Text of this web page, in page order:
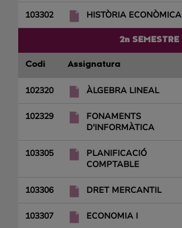
103302 HISTÒRIA ECONÒMICA
2n SEMESTRE
Codi Assignatura
102320 ÀLGEBRA LINEAL
102329
FONAMENTS
D'INFORMÀTICA
103305
PLANIFICACIÓ
COMPTABLE
103306 DRET MERCANTIL
103307 ECONOMIA I